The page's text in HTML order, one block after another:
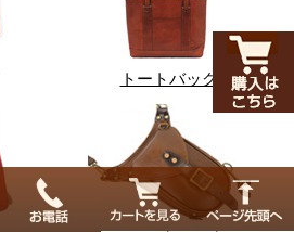
トートバッグ